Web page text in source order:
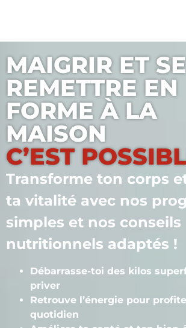
MAIGRIR ET SE
REMETTRE EN
FORME À LA
MAISON
C’EST
Transforme ton corps
ta vitalité avec nos
simples et nos conseils
nutritionnels adaptés !
Débarrasse-toi des kilos
priver
Retrouve l’énergie pour
quotidien